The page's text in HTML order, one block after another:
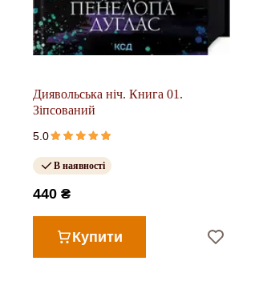
Диявольська ніч. Книга 01.
Зіпсований
5.0
В наявності
440 ₴
Купити